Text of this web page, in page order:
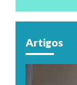
Artigos